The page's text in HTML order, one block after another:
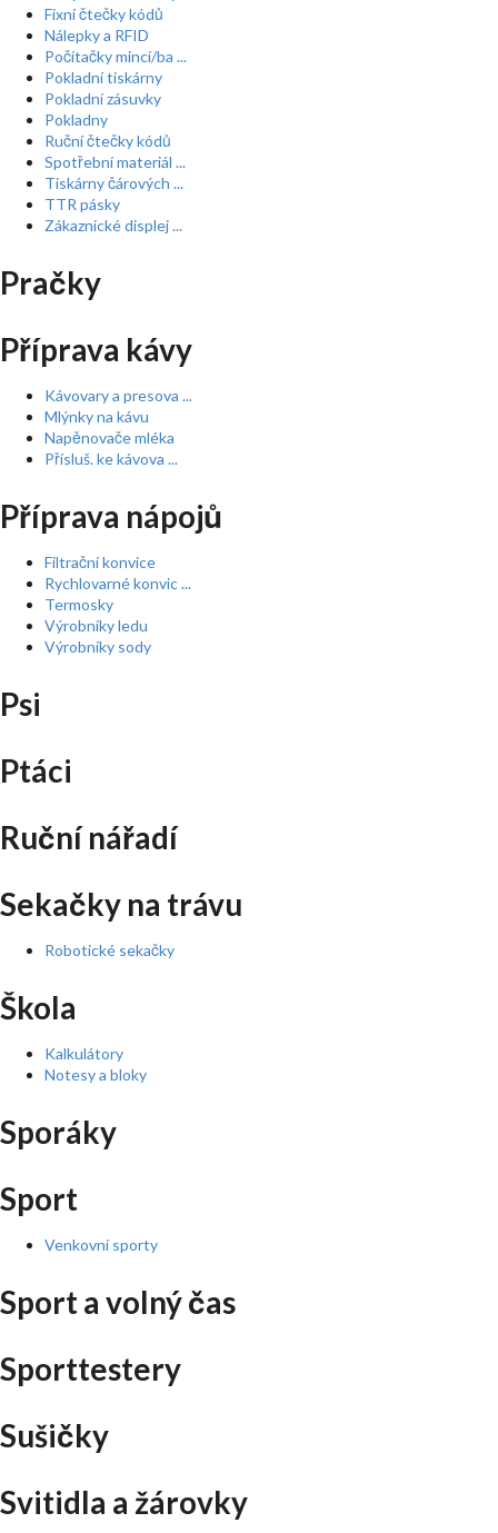
Fixní čtečky kódů
Nálepky a RFID
Počítačky mincí/ba ...
Pokladní tiskárny
Pokladní zásuvky
Pokladny
Ruční čtečky kódů
Spotřební materiál ...
Tiskárny čárových ...
TTR pásky
Zákaznické displej ...
Pračky
Příprava kávy
Kávovary a presova ...
Mlýnky na kávu
Napěnovače mléka
Přísluš. ke kávova ...
Příprava nápojů
Filtrační konvice
Rychlovarné konvic ...
Termosky
Výrobníky ledu
Výrobníky sody
Psi
Ptáci
Ruční nářadí
Sekačky na trávu
Robotické sekačky
Škola
Kalkulátory
Notesy a bloky
Sporáky
Sport
Venkovní sporty
Sport a volný čas
Sporttestery
Sušičky
Svitidla a žárovky